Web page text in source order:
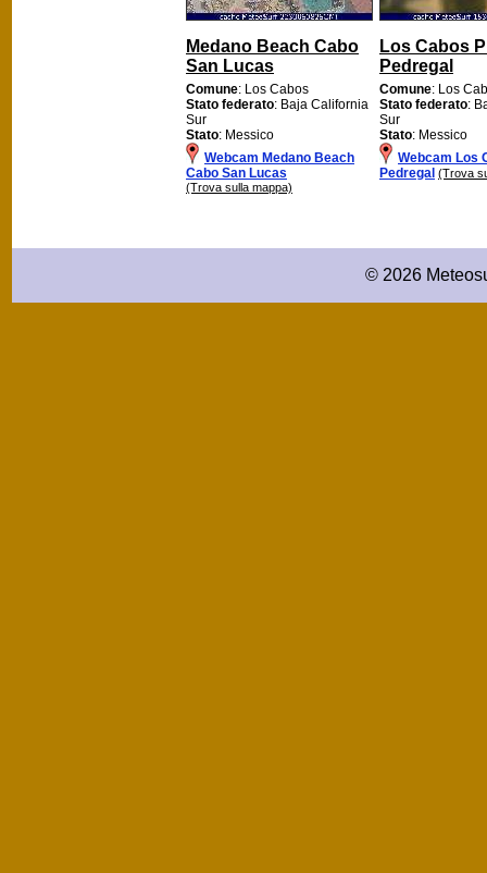
Medano Beach Cabo
San Lucas
Comune: Los Cabos
Stato federato: Baja California
Sur
Stato: Messico
Webcam Medano Beach
Cabo San Lucas
(Trova sulla mappa)
Los Cabos
Pedregal
Comune: Los
Stato federato:
Sur
Stato: Messico
Webcam Los
Pedregal (Trova
© 2026